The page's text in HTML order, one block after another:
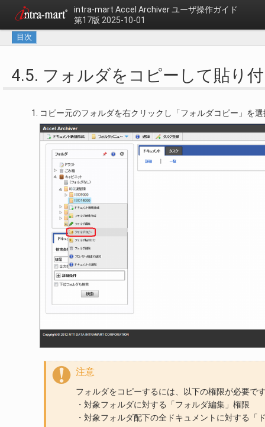
intra-mart Accel Archiver ユーザ操作ガイド
第17版 2025-10-01
目次
4.5. フォルダをコピーして貼り
コピー元のフォルダを右クリックし「フォルダコピー」を
注意
フォルダをコピーするには、以下の権限が必要で
・対象フォルダに対する「フォルダ編集」権限
・対象フォルダ配下の全ドキュメントに対する「